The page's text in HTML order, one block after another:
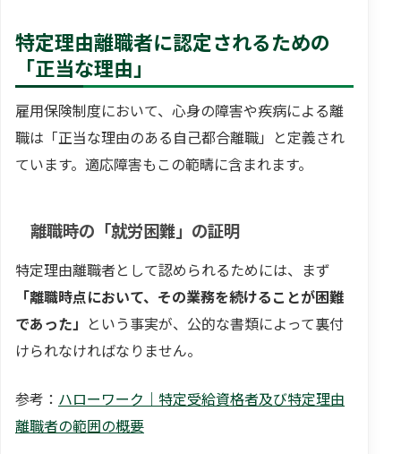
特定理由離職者に認定されるための
「正当な理由」
雇用保険制度において、心身の障害や疾病による離
職は「正当な理由のある自己都合離職」と定義され
ています。適応障害もこの範疇に含まれます。
離職時の「就労困難」の証明
特定理由離職者として認められるためには、まず
「離職時点において、その業務を続けることが困難
であった」 という事実が、公的な書類によって裏付
けられなければなりません。
参考： ハローワーク｜特定受給資格者及び特定理由
離職者の範囲の概要